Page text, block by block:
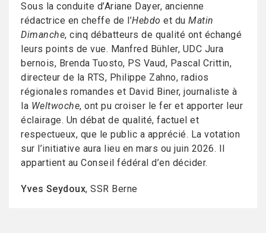
Sous la conduite d’Ariane Dayer, ancienne
rédactrice en cheffe de l’Hebdo et du Matin
Dimanche, cinq débatteurs de qualité ont échangé
leurs points de vue. Manfred Bühler, UDC Jura
bernois, Brenda Tuosto, PS Vaud, Pascal Crittin,
directeur de la RTS, Philippe Zahno, radios
régionales romandes et David Biner, journaliste à
la Weltwoche, ont pu croiser le fer et apporter leur
éclairage. Un débat de qualité, factuel et
respectueux, que le public a apprécié. La votation
sur l’initiative aura lieu en mars ou juin 2026. Il
appartient au Conseil fédéral d’en décider.
Yves Seydoux, SSR Berne